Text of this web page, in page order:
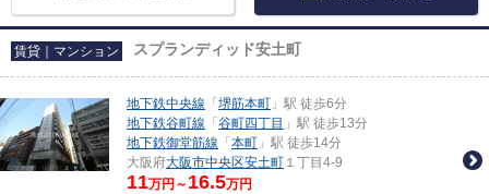
賃貸｜マンション スプランディッド安土町
地下鉄中央線 「 堺筋本町 」駅 徒歩6分
地下鉄谷町線 「 谷町四丁目 」駅 徒歩13分
地下鉄御堂筋線 「 本町 」駅 徒歩14分
大阪府大阪市中央区安土町 １丁目4-9
11万円～ 16.5万円